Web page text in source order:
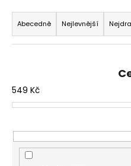
Ř
a
z
í
p
o
d
Abecedně Nejlevnější
549 Kč
u
č
e
m
e
NÁHRDELNÍK
SPOJENÁ